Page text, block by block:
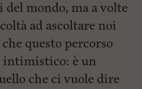
del mondo, ma a volte
ad ascoltare noi
questo percorso
intimistico: è un
che ci vuole dire